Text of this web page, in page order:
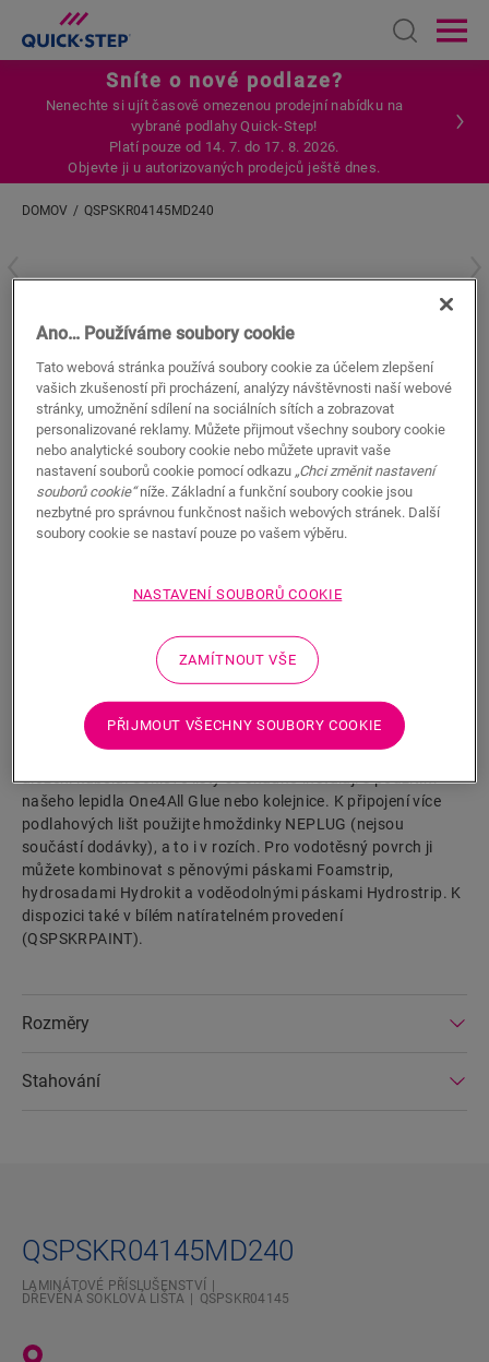
Open
Sníte o nové podlaze?
Nenechte si ujít časově omezenou prodejní nabídku na
vybrané podlahy Quick-Step!
Platí pouze od 14. 7. do 17. 8. 2026.
Objevte ji u autorizovaných prodejců ještě dnes.
DOMOV QSPSKR04145MD240
QSPSKR04145MD240
LAMINÁTOVÉ PŘÍSLUŠENSTVÍ
DŘEVĚNÁ SOKLOVÁ LIŠTA
Beautiful finish
For your laminate floor
Colourmatched with your floor
Scratch-resistant top layer
Vlastnosti výrobku
Jedná se o vysokou, rovnou soklovou lištu, která dokonale ladí
s barvou podlahy. Má praktické drážky v zadní části pro
uložení kabelů. Soklové lišty se snadno instalují s použitím
našeho lepidla One4All Glue nebo kolejnice. K připojení více
podlahových lišt použijte hmoždinky NEPLUG (nejsou
součástí dodávky), a to i v rozích. Pro vodotěsný povrch ji
můžete kombinovat s pěnovými páskami Foamstrip,
hydrosadami Hydrokit a voděodolnými páskami Hydrostrip. K
dispozici také v bílém natíratelném provedení
(QSPSKRPAINT).
Rozměry
Stahování
QSPSKR04145MD240
LAMINÁTOVÉ PŘÍSLUŠENSTVÍ
DŘEVĚNÁ SOKLOVÁ LIŠTA
QSPSKR04145
Ano… Používáme soubory cookie
Tato webová stránka používá soubory cookie za účelem zlepšení
vašich zkušeností při procházení, analýzy návštěvnosti naší webové
stránky, umožnění sdílení na sociálních sítích a zobrazovat
personalizované reklamy. Můžete přijmout všechny soubory cookie
nebo analytické soubory cookie nebo můžete upravit vaše
nastavení souborů cookie pomocí odkazu „Chci změnit nastavení
souborů cookie“níže. Základní a funkční soubory cookie jsou
nezbytné pro správnou funkčnost našich webových stránek. Další
soubory cookie se nastaví pouze po vašem výběru.
NASTAVENÍ SOUBORŮ COOKIE
ZAMÍTNOUT VŠE
PŘIJMOUT VŠECHNY SOUBORY COOKIE